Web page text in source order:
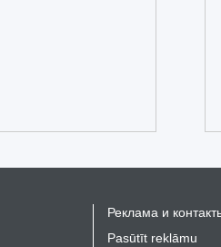
Реклама и
Pasūtīt reklāmu